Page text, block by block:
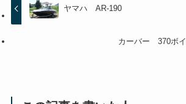
ヤマハ AR-190
カーバー 370ボ